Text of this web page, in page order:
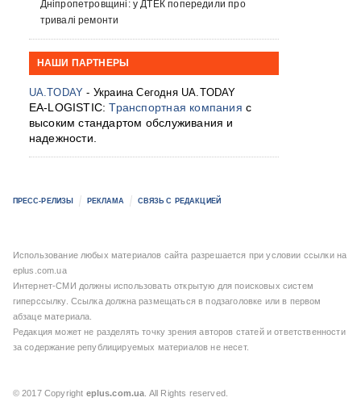
Дніпропетровщині: у ДТЕК попередили про
тривалі ремонти
НАШИ ПАРТНЕРЫ
UA.TODAY - Украина Сегодня UA.TODAY
EA-LOGISTIC:Транспортная компания с
высоким стандартом обслуживания и
надежности.
ПРЕСС-РЕЛИЗЫ РЕКЛАМА СВЯЗЬ С РЕДАКЦИЕЙ
Использование любых материалов сайта разрешается при условии ссылки на
eplus.com.ua
Интернет-СМИ должны использовать открытую для поисковых систем
гиперссылку. Ссылка должна размещаться в подзаголовке или в первом
абзаце материала.
Редакция может не разделять точку зрения авторов статей и ответственности
за содержание републицируемых материалов не несет.
© 2017 Copyright eplus.com.ua . All Rights reserved.